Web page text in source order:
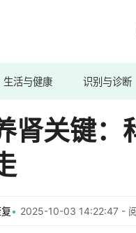
生活与健康 识别与诊断
肾关键
2025-10-03 14:22:47 -